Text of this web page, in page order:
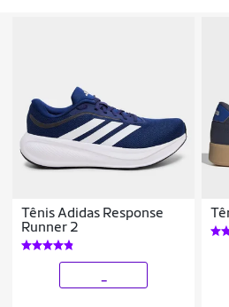
Tênis Adidas Response
Runner 2